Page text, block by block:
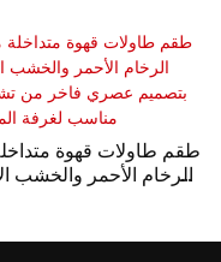
طقم طاولات قهوة
الرخام الأحمر والخشب